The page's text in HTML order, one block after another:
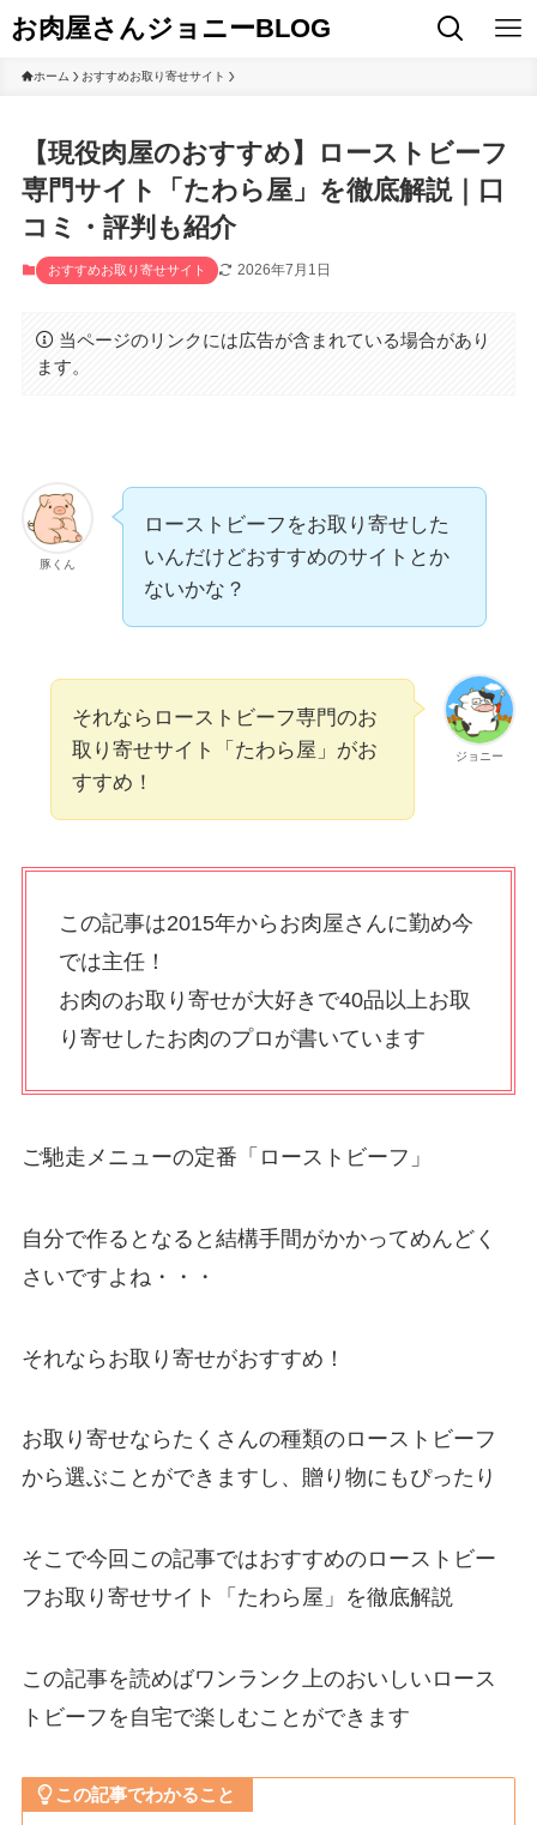
お肉屋さんジョニーBLOG
ホーム おすすめお取り寄せサイト
【現役肉屋のおすすめ】ローストビーフ
専門サイト「たわら屋」を徹底解説｜口
コミ・評判も紹介
おすすめお取り寄せサイト 2026年7月1日
当ページのリンクには広告が含まれている場合があり
ます。
豚くん
ローストビーフをお取り寄せした
いんだけどおすすめのサイトとか
ないかな？
ジョニー
それならローストビーフ専門のお
取り寄せサイト「たわら屋」がお
すすめ！
この記事は2015年からお肉屋さんに勤め今
では主任！
お肉のお取り寄せが大好きで40品以上お取
り寄せしたお肉のプロが書いています
ご馳走メニューの定番「ローストビーフ」
自分で作るとなると結構手間がかかってめんどく
さいですよね・・・
それならお取り寄せがおすすめ！
お取り寄せならたくさんの種類のローストビーフ
から選ぶことができますし、贈り物にもぴったり
そこで今回この記事ではおすすめのローストビー
フお取り寄せサイト「たわら屋」を徹底解説
この記事を読めばワンランク上のおいしいロース
トビーフを自宅で楽しむことができます
この記事でわかること